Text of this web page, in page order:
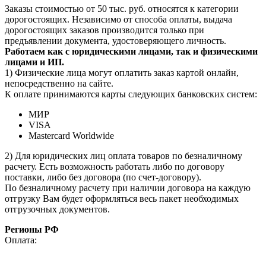
Заказы стоимостью от 50 тыс. руб. относятся к категории
дорогостоящих. Независимо от способа оплаты, выдача
дорогостоящих заказов производится только при
предъявлении документа, удостоверяющего личность.
Работаем как с юридическими лицами, так и физическими
лицами и ИП.
1) Физические лица могут оплатить заказ картой онлайн,
непосредственно на сайте.
К оплате принимаются карты следующих банковских систем:
МИР
VISA
Mastercard Worldwide
2) Для юридических лиц оплата товаров по безналичному
расчету. Есть возможность работать либо по договору
поставки, либо без договора (по счет-договору).
По безналичному расчету при наличии договора на каждую
отгрузку Вам будет оформляться весь пакет необходимых
отгрузочных документов.
Регионы РФ
Оплата: